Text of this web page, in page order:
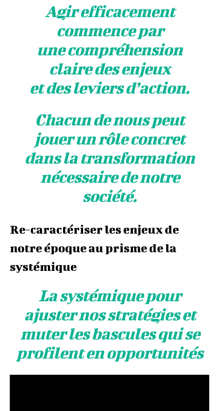
Agir efficacement
commence par
une compréhension
claire des enjeux
et des leviers d’action.
Chacun de nous peut
jouer un rôle concret
dans la transformation
nécessaire de notre
société.
Re-caractériser les enjeux de
notre époque au prisme de la
systémique
La systémique pour
ajuster nos stratégies et
muter les bascules qui se
profilent en opportunités